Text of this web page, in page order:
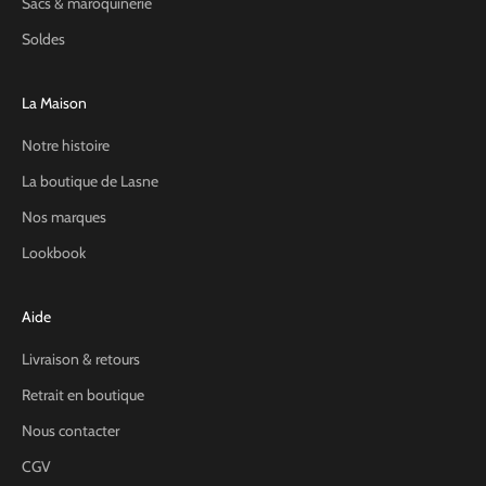
Soldes
La Maison
Notre histoire
La boutique de Lasne
Nos marques
Lookbook
Aide
Livraison & retours
Retrait en boutique
Nous contacter
CGV